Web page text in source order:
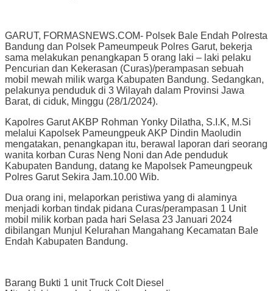
GARUT, FORMASNEWS.COM- Polsek Bale Endah Polresta
Bandung dan Polsek Pameumpeuk Polres Garut, bekerja
sama melakukan penangkapan 5 orang laki – laki pelaku
Pencurian dan Kekerasan (Curas)/perampasan sebuah
mobil mewah milik warga Kabupaten Bandung. Sedangkan,
pelakunya penduduk di 3 Wilayah dalam Provinsi Jawa
Barat, di ciduk, Minggu (28/1/2024).
Kapolres Garut AKBP Rohman Yonky Dilatha, S.I.K, M.Si
melalui Kapolsek Pameungpeuk AKP Dindin Maoludin
mengatakan, penangkapan itu, berawal laporan dari seorang
wanita korban Curas Neng Noni dan Ade penduduk
Kabupaten Bandung, datang ke Mapolsek Pameungpeuk
Polres Garut Sekira Jam.10.00 Wib.
Dua orang ini, melaporkan peristiwa yang di alaminya
menjadi korban tindak pidana Curas/perampasan 1 Unit
mobil milik korban pada hari Selasa 23 Januari 2024
dibilangan Munjul Kelurahan Mangahang Kecamatan Bale
Endah Kabupaten Bandung.
Barang Bukti 1 unit Truck Colt Diesel